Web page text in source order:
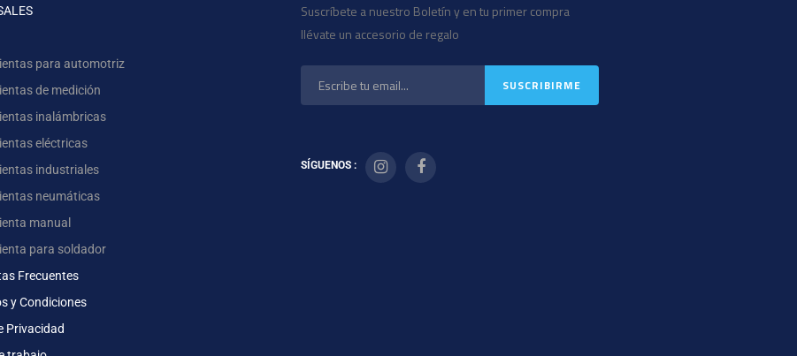
para automotriz
de medición
inalámbricas
eléctricas
industriales
neumáticas
manual
para soldador
Frecuentes
y Condiciones
Privacidad
Suscríbete a nuestro Boletín y en tu primer compra
llévate un accesorio de regalo
SÍGUENOS :